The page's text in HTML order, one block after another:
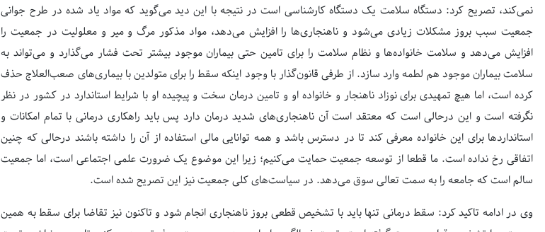
نمی‌کند، تصریح کرد: دستگاه سلامت یک دستگاه کارشناسی است در نتیجه با این دید می‌گوید که مواد یاد شده در طرح جوانی
جمعیت سبب بروز مشکلات زیادی می‌شود و ناهنجاری‌ها را افزایش می‌دهد، مواد مذکور مرگ و میر و معلولیت در جمعیت را
افزایش می‌دهد و سلامت خانواده‌ها و نظام سلامت را برای تامین حتی بیماران موجود بیشتر تحت فشار می‌گذارد و می‌تواند به
سلامت بیماران موجود هم لطمه وارد سازد. از طرفی قانون‌گذار با وجود اینکه سقط را برای متولدین با بیماری‌های صعب‌العلاج حذف
کرده است، اما هیچ تمهیدی برای نوزاد ناهنجار و خانواده او و تامین درمان سخت و پیچیده او با شرایط استاندارد در کشور در نظر
نگرفته است و این درحالی است که معتقد است آن ناهنجاری‌های شدید درمان دارد پس باید راهکاری درمانی با تمام امکانات و
استانداردها برای این خانواده معرفی کند تا در دسترس باشد و همه توانایی مالی استفاده از آن را داشته باشند درحالی که چنین
اتفاقی رخ نداده است. ما قطعا از توسعه جمعیت حمایت می‌کنیم؛ زیرا این موضوع یک ضرورت علمی اجتماعی است، اما جمعیت
سالم است که جامعه را به سمت تعالی سوق می‌دهد. در سیاست‌های کلی جمعیت نیز این تصریح شده است.
وی در ادامه تاکید کرد: سقط درمانی تنها باید با تشخیص قطعی بروز ناهنجاری انجام شود و تاکنون نیز تقاضا برای سقط به همین